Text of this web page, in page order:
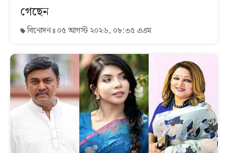
গেছেন
বিনোদন ০৫ আগস্ট ২০২৬, ০৮:৩৫ এএম